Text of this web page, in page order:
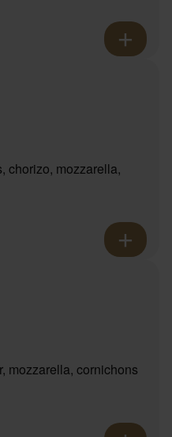
chorizo, mozzarella,
mozzarella, cornichons